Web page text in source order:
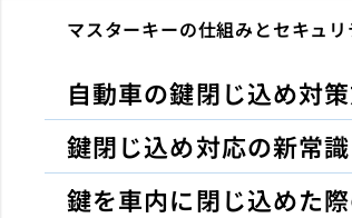
マスターキーの仕組みとセキュ
自動車の鍵閉じ込め対
鍵閉じ込め対応の新常
鍵を車内に閉じ込めた